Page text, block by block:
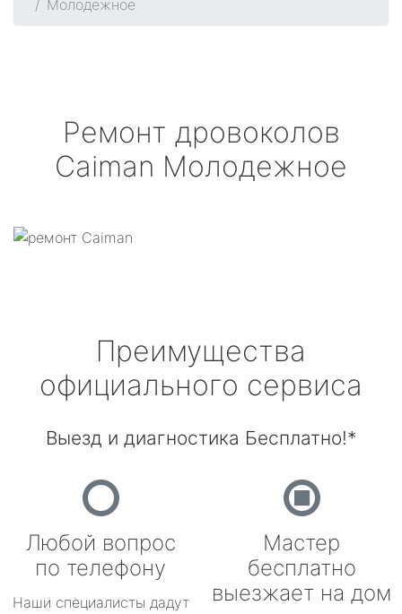
Молодежное
Ремонт дровоколов
Caiman Молодежное
Преимущества
официального сервиса
Выезд и диагностика Бесплатно!*
Любой вопрос
по телефону
Наши специалисты дадут
Мастер
бесплатно
выезжает на дом